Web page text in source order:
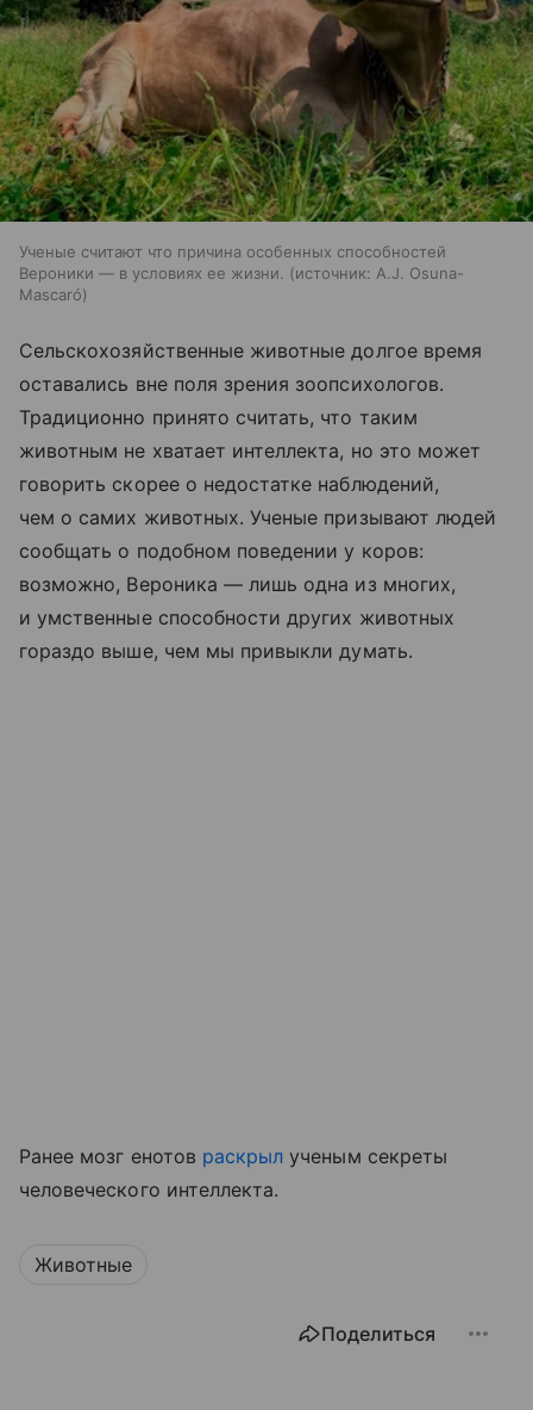
Ученые считают что причина особенных способностей
Вероники — в условиях ее жизни.
источник: A.J. Osuna-
Mascaró
Сельскохозяйственные животные долгое время
оставались вне поля зрения зоопсихологов.
Традиционно принято считать, что таким
животным не хватает интеллекта, но это может
говорить скорее о недостатке наблюдений,
чем о самих животных. Ученые призывают людей
сообщать о подобном поведении у коров:
возможно, Вероника — лишь одна из многих,
и умственные способности других животных
гораздо выше, чем мы привыкли думать.
Ранее мозг енотов раскрыл ученым секреты
человеческого интеллекта.
Животные
Поделиться